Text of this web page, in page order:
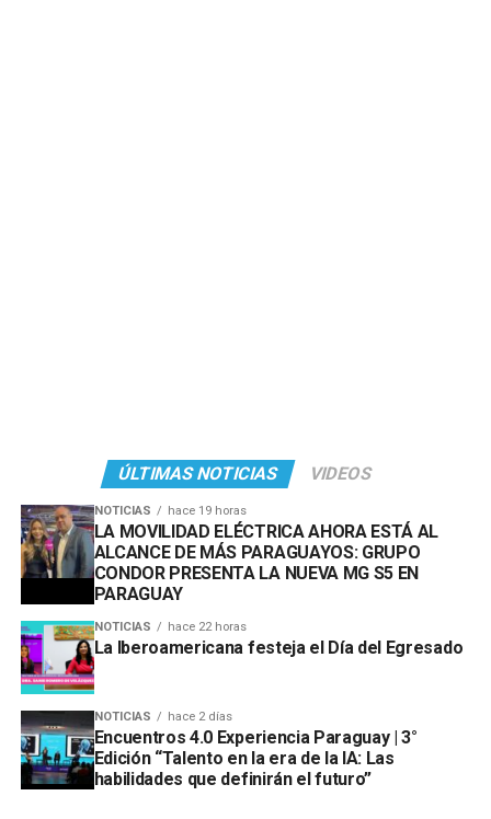
ÚLTIMAS NOTICIAS VIDEOS
NOTICIAS hace 19 horas
LA MOVILIDAD ELÉCTRICA AHORA ESTÁ AL
ALCANCE DE MÁS PARAGUAYOS: GRUPO
CONDOR PRESENTA LA NUEVA MG S5 EN
PARAGUAY
NOTICIAS hace 22 horas
La Iberoamericana festeja el Día del Egresado
NOTICIAS hace 2 días
Encuentros 4.0 Experiencia Paraguay | 3°
Edición “Talento en la era de la IA: Las
habilidades que definirán el futuro”